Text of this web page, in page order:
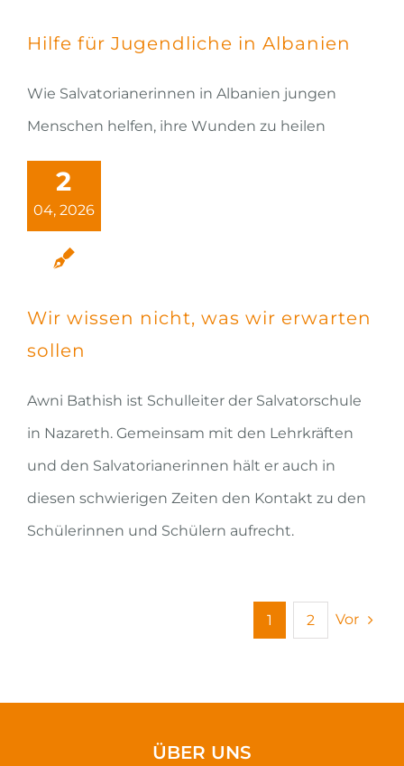
Hilfe für Jugendliche in Albanien
Wie Salvatorianerinnen in Albanien jungen
Menschen helfen, ihre Wunden zu heilen
2
04, 2026
Wir wissen nicht, was wir erwarten
sollen
Awni Bathish ist Schulleiter der Salvatorschule
in Nazareth. Gemeinsam mit den Lehrkräften
und den Salvatorianerinnen hält er auch in
diesen schwierigen Zeiten den Kontakt zu den
Schülerinnen und Schülern aufrecht.
1 2 Vor
ÜBER UNS